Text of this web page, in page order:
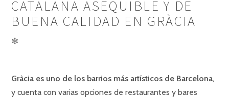
CATALANA ASEQUIBLE Y DE
BUENA CALIDAD EN GRÀCIA
✻
Gràcia es uno de los barrios más artísticos de Barcelona,
y cuenta con varias opciones de restaurantes y bares